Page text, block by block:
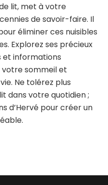
lit, met à votre
de savoir-faire. Il
éliminer ces nuisibles
Explorez ses précieux
et informations
votre sommeil et
Ne tolérez plus
dans votre quotidien ;
d’Hervé pour créer un